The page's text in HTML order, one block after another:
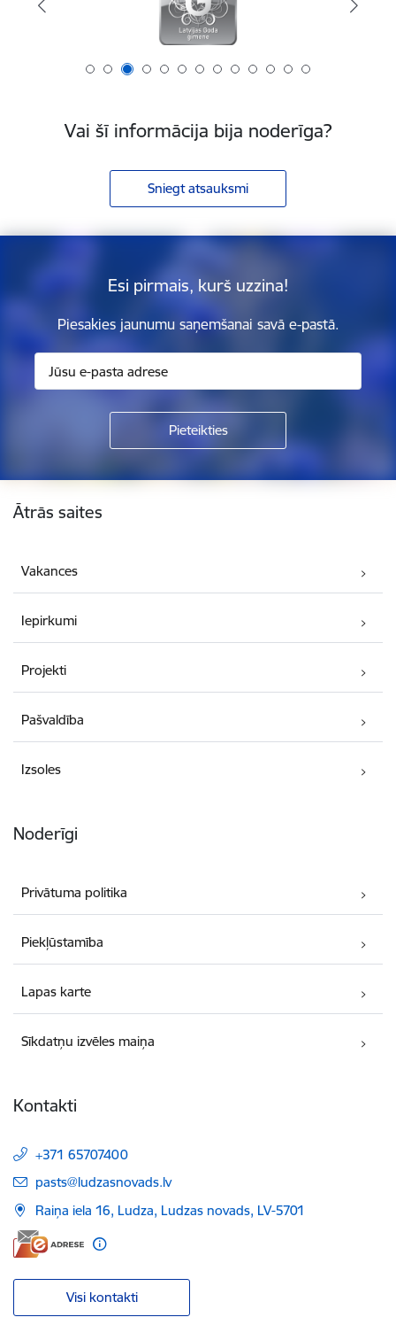
Vai šī informācija bija noderīga?
Sniegt atsauksmi
Esi pirmais, kurš uzzina!
Piesakies jaunumu saņemšanai savā e-pastā.
Kājene
Ātrās saites
Vakances
Iepirkumi
Projekti
Pašvaldība
Izsoles
Noderīgi
Privātuma politika
Piekļūstamība
Lapas karte
Sīkdatņu izvēles maiņa
Kontakti
+371 65707400
E-pasts:
pasts@ludzasnovads.lv
Raiņa iela 16, Ludza, Ludzas novads, LV-5701
Visi kontakti